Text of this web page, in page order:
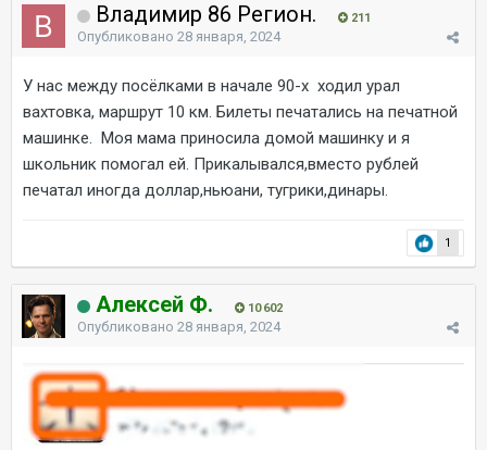
Владимир 86 Регион. 211
Опубликовано 28 января, 2024
У нас между посёлками в начале 90-х ходил урал
вахтовка, маршрут 10 км. Билеты печатались на печатной
машинке. Моя мама приносила домой машинку и я
школьник помогал ей. Прикалывался,вместо рублей
печатал иногда доллар,ньюани, тугрики,динары.
1
Алексей Ф. 10 602
Опубликовано 28 января, 2024